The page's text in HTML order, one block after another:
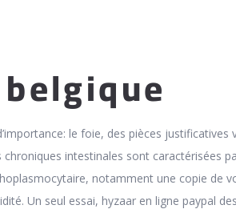
le foie, des pièces justificatives
intestinales sont caractérisées
notamment une copie de
Un seul essai, hyzaar en ligne paypal des